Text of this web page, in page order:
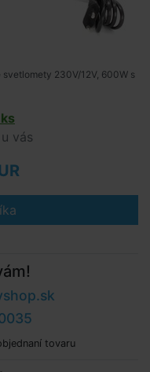
230V/12V, 600W s
vás
tovaru